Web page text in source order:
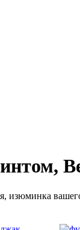
изюминка